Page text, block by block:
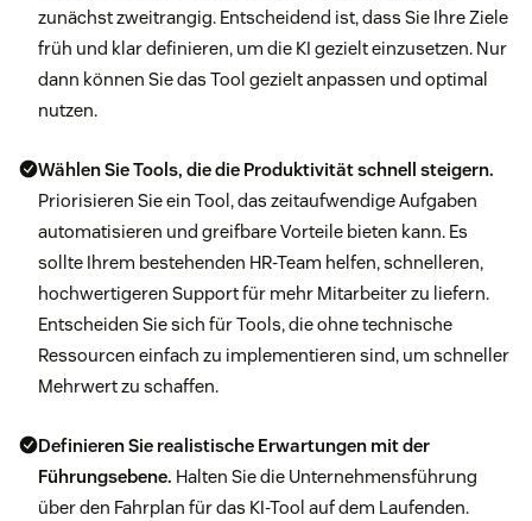
zunächst zweitrangig. Entscheidend ist, dass Sie Ihre Ziele
früh und klar definieren, um die KI gezielt einzusetzen. Nur
dann können Sie das Tool gezielt anpassen und optimal
nutzen.
Wählen Sie Tools, die die Produktivität schnell steigern.
Priorisieren Sie ein Tool, das zeitaufwendige Aufgaben
automatisieren und greifbare Vorteile bieten kann. Es
sollte Ihrem bestehenden HR-Team helfen, schnelleren,
hochwertigeren Support für mehr Mitarbeiter zu liefern.
Entscheiden Sie sich für Tools, die ohne technische
Ressourcen einfach zu implementieren sind, um schneller
Mehrwert zu schaffen.
Definieren Sie realistische Erwartungen mit der
Führungsebene. Halten Sie die Unternehmensführung
über den Fahrplan für das KI-Tool auf dem Laufenden.